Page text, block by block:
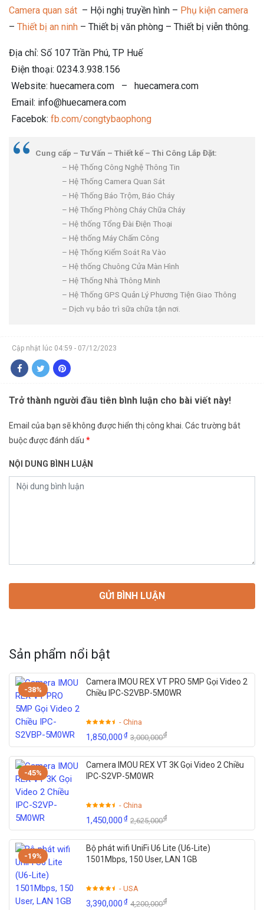
Camera quan sát – Hội nghị truyền hình – Phụ kiện camera
– Thiết bị an ninh – Thiết bị văn phòng – Thiết bị viễn thông.
Địa chỉ: Số 107 Trần Phú, TP Huế
Điện thoại: 0234.3.938.156
Website: huecamera.com – huecamera.com
Email: info@huecamera.com
Facebok: fb.com/congtybaophong
Cung cấp – Tư Vấn – Thiết kế – Thi Công Lắp Đặt:
– Hệ Thống Công Nghệ Thông Tin
– Hệ Thống Camera Quan Sát
– Hệ Thống Báo Trộm, Báo Cháy
– Hệ Thống Phòng Cháy Chữa Cháy
– Hệ thống Tổng Đài Điện Thoại
– Hệ thống Máy Chấm Công
– Hệ Thống Kiểm Soát Ra Vào
– Hệ thống Chuông Cửa Màn Hình
– Hệ Thống Nhà Thông Minh
– Hệ Thống GPS Quản Lý Phương Tiện Giao Thông
– Dịch vụ bảo trì sữa chữa tận nơi.
Cập nhật lúc 04:59 - 07/12/2023
Trở thành người đầu tiên bình luận cho bài viết này!
Email của bạn sẽ không được hiển thị công khai. Các trường bắt
buộc được đánh dấu *
NỘI DUNG BÌNH LUẬN
Sản phẩm nổi bật
-38%
Camera IMOU REX VT PRO 5MP Gọi Video 2
Chiều IPC-S2VBP-5M0WR
- China
1,850,000₫ 3,000,000₫
-45%
Camera IMOU REX VT 3K Gọi Video 2 Chiều
IPC-S2VP-5M0WR
- China
1,450,000₫ 2,625,000₫
-19%
Bộ phát wifi UniFi U6 Lite (U6-Lite)
1501Mbps, 150 User, LAN 1GB
- USA
3,390,000₫ 4,200,000₫